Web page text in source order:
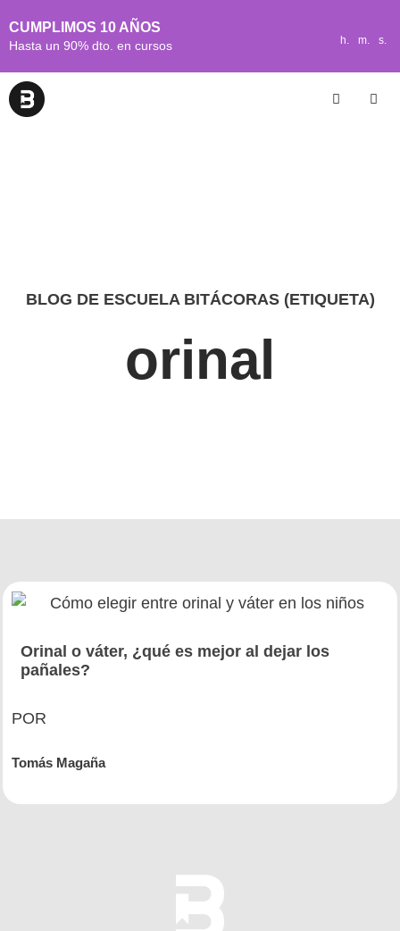
CUMPLIMOS 10 AÑOS
Hasta un 90% dto. en cursos h. m. s.
BLOG DE ESCUELA BITÁCORAS (ETIQUETA)
orinal
Orinal o váter, ¿qué es mejor al dejar los
pañales?
POR
Tomás Magaña